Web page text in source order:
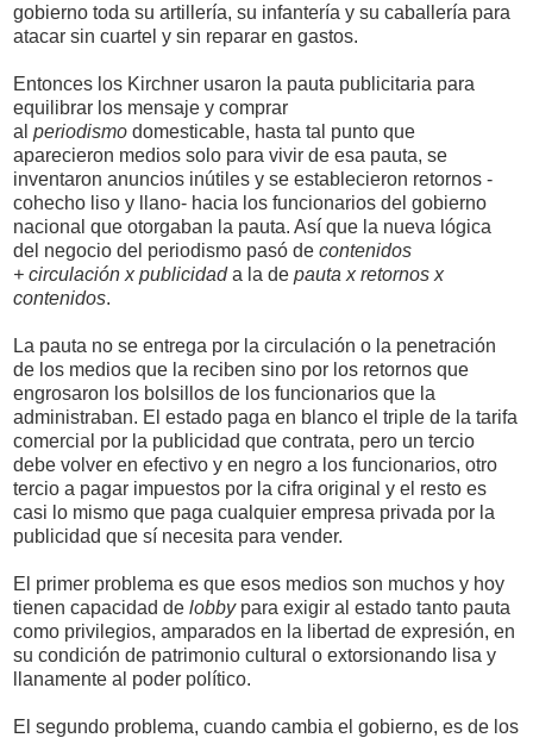
gobierno toda su artillería, su infantería y su caballería para
atacar sin cuartel y sin reparar en gastos.
Entonces los Kirchner usaron la pauta publicitaria para
equilibrar los mensaje y comprar
al periodismo domesticable, hasta tal punto que
aparecieron medios solo para vivir de esa pauta, se
inventaron anuncios inútiles y se establecieron retornos -
cohecho liso y llano- hacia los funcionarios del gobierno
nacional que otorgaban la pauta. Así que la nueva lógica
del negocio del periodismo pasó de contenidos
+ circulación x publicidada la de pauta x retornos x
contenidos.
La pauta no se entrega por la circulación o la penetración
de los medios que la reciben sino por los retornos que
engrosaron los bolsillos de los funcionarios que la
administraban. El estado paga en blanco el triple de la tarifa
comercial por la publicidad que contrata, pero un tercio
debe volver en efectivo y en negro a los funcionarios, otro
tercio a pagar impuestos por la cifra original y el resto es
casi lo mismo que paga cualquier empresa privada por la
publicidad que sí necesita para vender.
El primer problema es que esos medios son muchos y hoy
tienen capacidad de lobbypara exigir al estado tanto pauta
como privilegios, amparados en la libertad de expresión, en
su condición de patrimonio cultural o extorsionando lisa y
llanamente al poder político.
El segundo problema, cuando cambia el gobierno, es de los